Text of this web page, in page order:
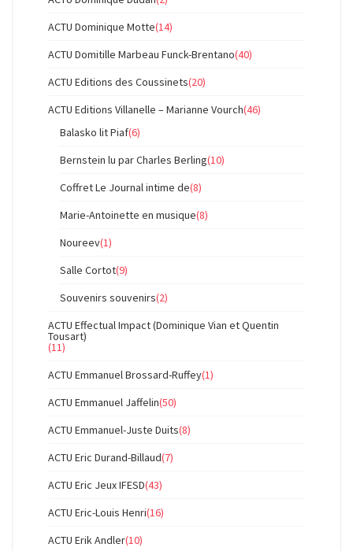
ACTU Dominique Motte(14)
ACTU Domitille Marbeau Funck-Brentano(40)
ACTU Editions des Coussinets(20)
ACTU Editions Villanelle – Marianne Vourch(46)
Balasko lit Piaf(6)
Bernstein lu par Charles Berling(10)
Coffret Le Journal intime de(8)
Marie-Antoinette en musique(8)
Noureev(1)
Salle Cortot(9)
Souvenirs souvenirs(2)
ACTU Effectual Impact (Dominique Vian et Quentin
Tousart)
(11)
ACTU Emmanuel Brossard-Ruffey(1)
ACTU Emmanuel Jaffelin(50)
ACTU Emmanuel-Juste Duits(8)
ACTU Eric Durand-Billaud(7)
ACTU Eric Jeux IFESD(43)
ACTU Eric-Louis Henri(16)
ACTU Erik Andler(10)